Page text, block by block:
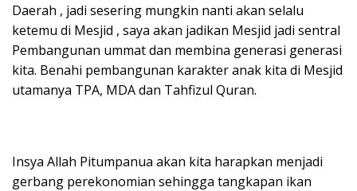
Daerah , jadi sesering mungkin nanti akan selalu
ketemu di Mesjid , saya akan jadikan Mesjid jadi sentral
Pembangunan ummat dan membina generasi generasi
kita. Benahi pembangunan karakter anak kita di Mesjid
utamanya TPA, MDA dan Tahfizul Quran.
Insya Allah Pitumpanua akan kita harapkan menjadi
gerbang perekonomian sehingga tangkapan ikan